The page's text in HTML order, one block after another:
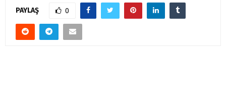
PAYLAŞ 0